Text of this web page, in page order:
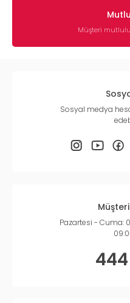
Müşteri
Sosyal medya
Pazartesi - Cuma: